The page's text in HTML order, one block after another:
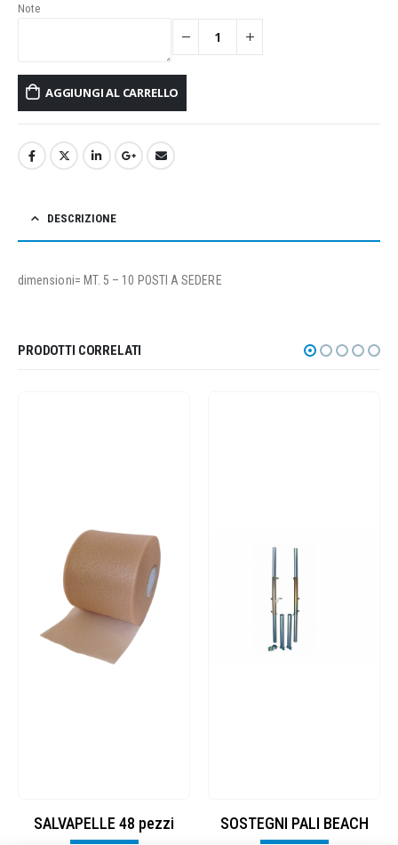
Note
AGGIUNGI AL CARRELLO
DESCRIZIONE
dimensioni= MT. 5 – 10 POSTI A SEDERE
PRODOTTI CORRELATI
SALVAPELLE 48 pezzi SOSTEGNI PALI BEACH